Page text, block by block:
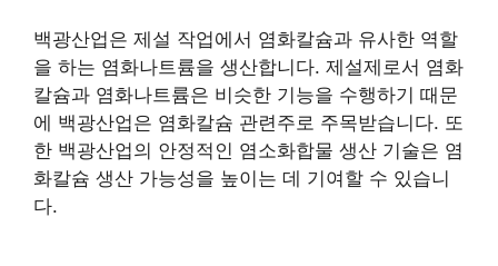
백광산업은 제설 작업에서 염화칼슘과 유사한 역할
을 하는 염화나트륨을 생산합니다. 제설제로서 염화
칼슘과 염화나트륨은 비슷한 기능을 수행하기 때문
에 백광산업은 염화칼슘 관련주로 주목받습니다. 또
한 백광산업의 안정적인 염소화합물 생산 기술은 염
화칼슘 생산 가능성을 높이는 데 기여할 수 있습니
다.